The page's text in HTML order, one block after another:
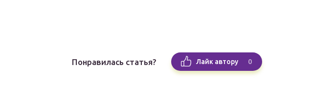
Понравилась статья? Лайк автору 0